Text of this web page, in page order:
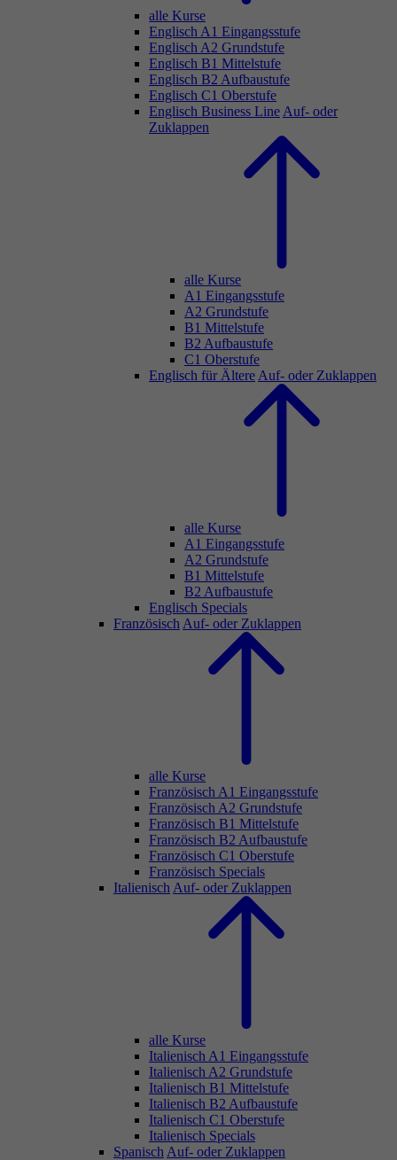
alle Kurse
Englisch A1 Eingangsstufe
Englisch A2 Grundstufe
Englisch B1 Mittelstufe
Englisch B2 Aufbaustufe
Englisch C1 Oberstufe
Englisch Business Line Auf- oder
Zuklappen
alle Kurse
A1 Eingangsstufe
A2 Grundstufe
B1 Mittelstufe
B2 Aufbaustufe
C1 Oberstufe
Englisch für Ältere Auf- oder Zuklappen
alle Kurse
A1 Eingangsstufe
A2 Grundstufe
B1 Mittelstufe
B2 Aufbaustufe
Englisch Specials
Französisch Auf- oder Zuklappen
alle Kurse
Französisch A1 Eingangsstufe
Französisch A2 Grundstufe
Französisch B1 Mittelstufe
Französisch B2 Aufbaustufe
Französisch C1 Oberstufe
Französisch Specials
Italienisch Auf- oder Zuklappen
alle Kurse
Italienisch A1 Eingangsstufe
Italienisch A2 Grundstufe
Italienisch B1 Mittelstufe
Italienisch B2 Aufbaustufe
Italienisch C1 Oberstufe
Italienisch Specials
Spanisch Auf- oder Zuklappen